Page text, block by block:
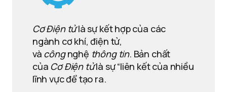
Cơ Điện tửlà sự kết hợp của các
ngành cơ khí, điện tử,
và côngnghệ thông tin. Bản chất
của Cơ Điện tửlà sự “liên kết của nhiều
lĩnh vực để tạo ra.